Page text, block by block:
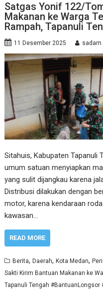
Satgas Yonif 122/
Makanan ke Warga
Rampah, Tapanuli
11 Desember 2025 sadam
Sitahuis, Kabupaten Tapanuli
umum satuan menyiapkan
yang sulit dijangkau karena
Distribusi dilakukan dengan
motor, karena kendaraan
kawasan…
READ MORE
Berita,Daerah,Kota Medan,
Sakti Kirim Bantuan Makanan ke
Tapanuli Tengah